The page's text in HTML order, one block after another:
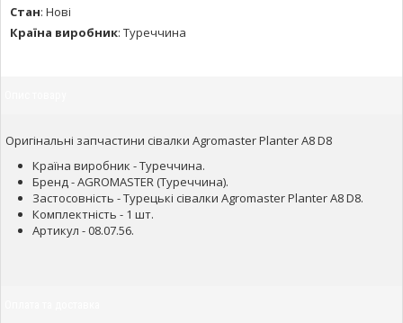
Стан: Нові
Країна виробник: Туреччина
Оригінальні запчастини сівалки Agromaster Planter A8 D8
Країна виробник - Туреччина.
Бренд - AGROMASTER (Туреччина).
Застосовність - Турецькі сівалки Agromaster Planter A8 D8.
Комплектність - 1 шт.
Артикул - 08.07.56.